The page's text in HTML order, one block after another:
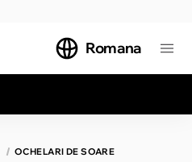
Romana
OCHELARI DE SOARE